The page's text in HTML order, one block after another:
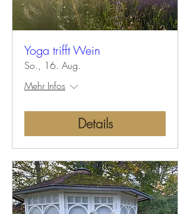
Yoga trifft Wein
So., 16. Aug.
Mehr Infos
Details